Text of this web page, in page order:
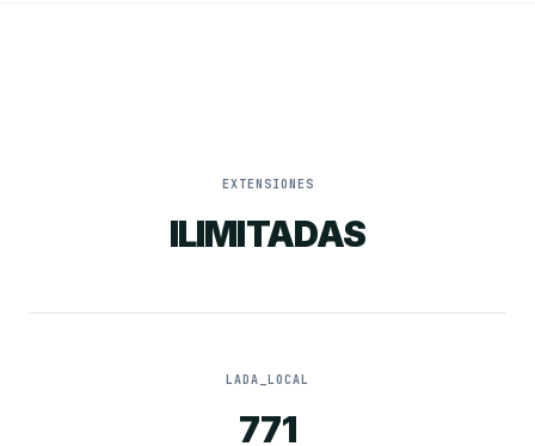
EXTENSIONES
ILIMITADAS
LADA_LOCAL
771